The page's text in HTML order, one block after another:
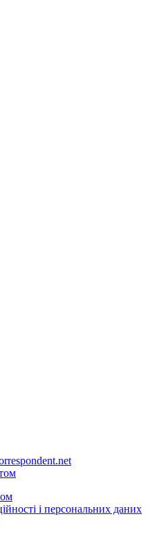
і персональних даних